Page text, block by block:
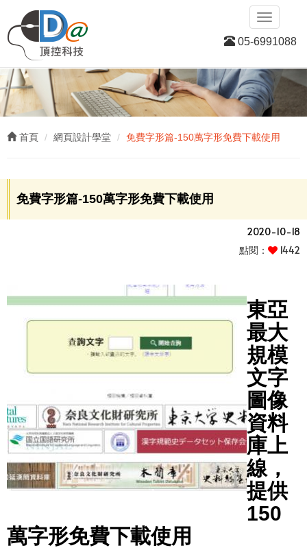
Toggle
D
05-6991088
首頁 網頁設計學堂 免費字形篇-150萬字形免費下載使用
免費字形篇-150萬字形免費下載使用
2020-10-18
點閱：
1442
東亞
最大
規模
文字
圖像
資料
庫上
線，
提供
150
萬字形免費下載使用